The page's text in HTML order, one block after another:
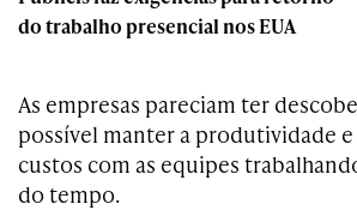
do trabalho presencial nos EUA
As empresas pareciam ter
possível manter a produtividade
custos com as equipes
do tempo.